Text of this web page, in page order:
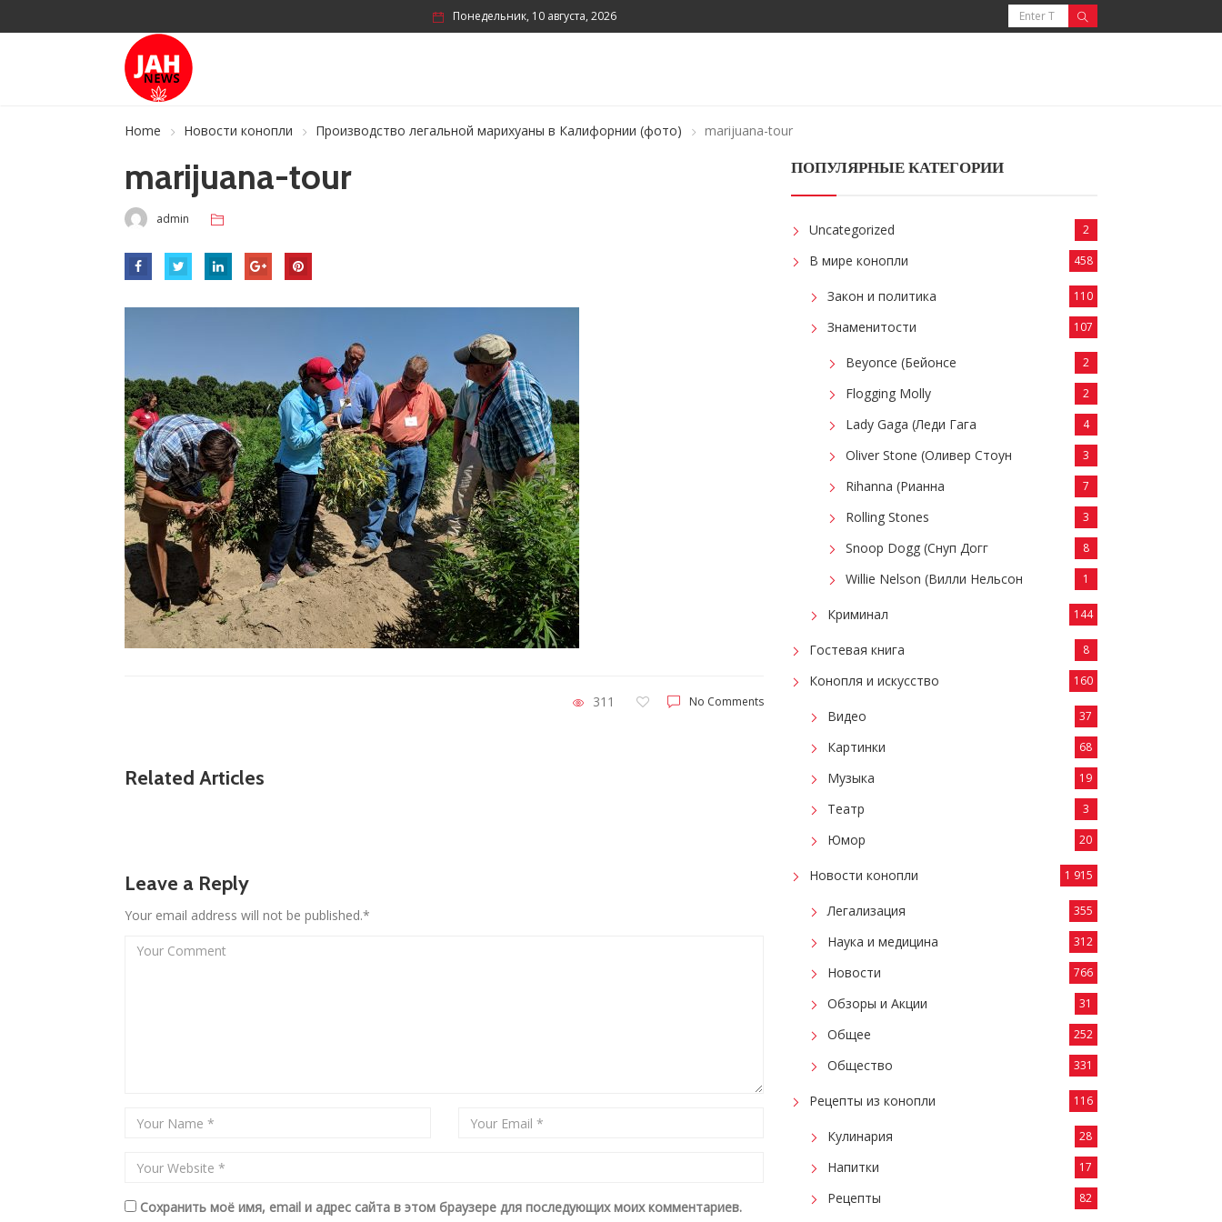
Понедельник, 10 августа, 2026
Home Новости конопли Производство легальной марихуаны в Калифорнии (фото) marijuana-tour
marijuana-tour
admin
311 No Comments
Related Articles
Leave a Reply
Your email address will not be published.*
Сохранить моё имя, email и адрес сайта в этом браузере для последующих моих комментариев.
ПОПУЛЯРНЫЕ КАТЕГОРИИ
Uncategorized 2
В мире конопли 458
Закон и политика 110
Знаменитости 107
Beyonce (Бейонсе 2
Flogging Molly 2
Lady Gaga (Леди Гага 4
Oliver Stone (Оливер Стоун 3
Rihanna (Рианна 7
Rolling Stones 3
Snoop Dogg (Снуп Догг 8
Willie Nelson (Вилли Нельсон 1
Криминал 144
Гостевая книга 8
Конопля и искусство 160
Видео 37
Картинки 68
Музыка 19
Театр 3
Юмор 20
Новости конопли 1 915
Легализация 355
Наука и медицина 312
Новости 766
Обзоры и Акции 31
Общее 252
Общество 331
Рецепты из конопли 116
Кулинария 28
Напитки 17
Рецепты 82